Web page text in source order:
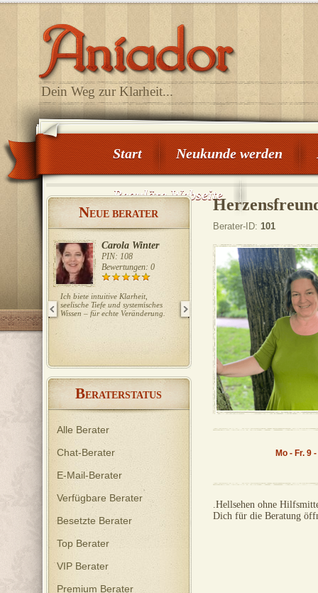
Dein Weg zur Klarheit...
Start Neukunde werden
Reguläre Webseite
NEUE BERATER
Carola Winter
PIN: 108
Bewertungen: 0
Ich biete intuitive Klarheit,
seelische Tiefe und systemisches
Wissen – für echte Veränderung.
Gaby Köster
PIN: 110
Bewertungen: 0
Ich lege seit über 40 Jahren die
Karten, habe diverse
Weiterbildungen in der
Energiearbeit und helfe Dir gerne
bei Deinen Fragen und Problemen.
BERATERSTATUS
Alle Berater
Chat-Berater
E-Mail-Berater
Verfügbare Berater
Besetzte Berater
Top Berater
VIP Berater
Premium Berater
Berater-ID: 101
Mo - Fr. 9
.Hellsehen ohne
Dich für die Beratung